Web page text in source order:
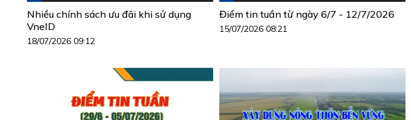
Nhiều chính sách ưu đãi khi sử dụng
VneID
18/07/2026 09:12
Điểm tin tuần từ ngày 6/7 - 12/7/2026
15/07/2026 08:21